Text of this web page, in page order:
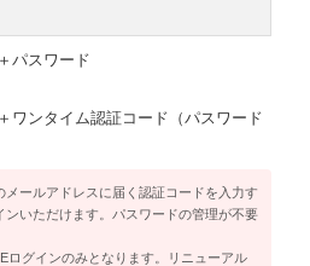
パスワード
ワンタイム認証コード（パスワード
ールアドレスに届く認証コードを入力す
ンいただけます。パスワードの管理が不要
グインのみとなります。リニューアル